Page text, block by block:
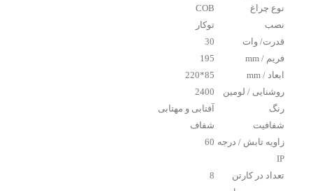
نوع چراغ
COB
نصب
توکار
قدرت/ وات
30
فریم / mm
195
ابعاد / mm
85*220
روشنایی / لومین
2400
رنگ
آفتابی و مهتابی
شفافیت
شفاف
زاویه تابش / درجه 60
IP
تعداد در کارتن
8